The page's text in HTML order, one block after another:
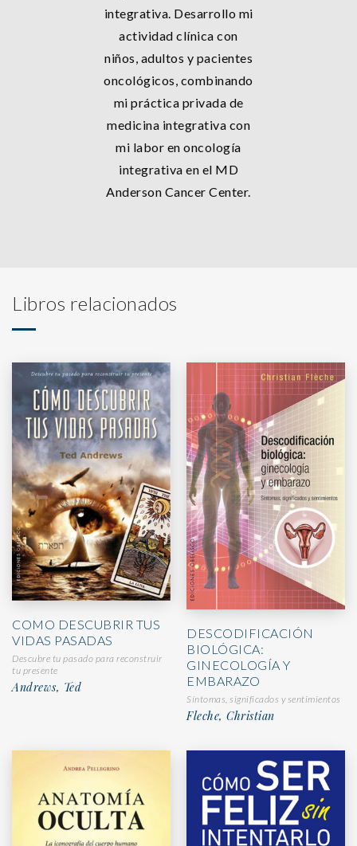
integrativa. Desarrollo mi
actividad clínica con
niños, adultos y pacientes
oncológicos, combinando
mi práctica privada de
medicina integrativa con
mi labor en oncología
integrativa en el MD
Anderson Cancer Center.
Libros relacionados
COMO DESCUBRIR TUS
VIDAS PASADAS
Descubre tu pasado para reconstruir
tu presente
Andrews, Ted
DESCODIFICACIÓN
BIOLÓGICA:
GINECOLOGÍA Y
EMBARAZO
Síntomas, significados y sentimientos
Fleche, Christian